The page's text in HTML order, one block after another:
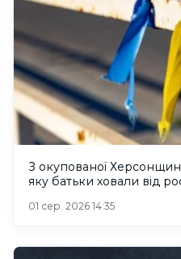
З окупованої
яку батьки ховали від
01 сер. 2026 14:35